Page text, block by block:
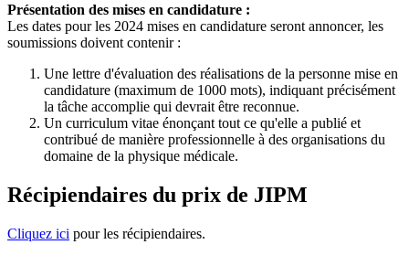
Présentation des mises en candidature :
Les dates pour les 2024 mises en candidature seront annoncer, les
soumissions doivent contenir :
Une lettre d'évaluation des réalisations de la personne mise en
candidature (maximum de 1000 mots), indiquant précisément
la tâche accomplie qui devrait être reconnue.
Un curriculum vitae énonçant tout ce qu'elle a publié et
contribué de manière professionnelle à des organisations du
domaine de la physique médicale.
Récipiendaires du prix de JIPM
Cliquez ici pour les récipiendaires.